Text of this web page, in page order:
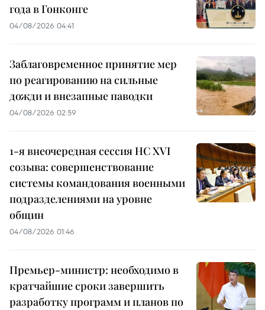
года в Гонконге
04/08/2026 04:41
Заблаговременное принятие мер
по реагированию на сильные
дожди и внезапные паводки
04/08/2026 02:59
1-я внеочередная сессия НС XVI
созыва: совершенствование
системы командования военными
подразделениями на уровне
общин
04/08/2026 01:46
Премьер-министр: необходимо в
кратчайшие сроки завершить
разработку программ и планов по